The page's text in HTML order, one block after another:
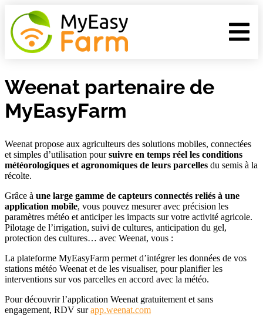
Weenat partenaire de
MyEasyFarm
Weenat propose aux agriculteurs des solutions mobiles, connectées
et simples d’utilisation poursuivre en temps réel les conditions
météorologiques et agronomiques de leurs parcelles du semis à la
récolte.
Grâce à une large gamme de capteurs connectés reliés à une
application mobile, vous pouvez mesurer avec précision les
paramètres météo et anticiper les impacts sur votre activité agricole.
Pilotage de l’irrigation, suivi de cultures, anticipation du gel,
protection des cultures… avec Weenat, vous :
La plateforme MyEasyFarm permet d’intégrer les données de vos
stations météo Weenat et de les visualiser, pour planifier les
interventions sur vos parcelles en accord avec la météo.
Pour découvrir l’application Weenat gratuitement et sans
engagement, RDV surapp.weenat.com